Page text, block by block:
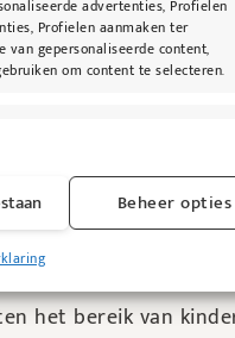
advertenties, Profielen
Profielen aanmaken ter
gepersonaliseerde content,
om content te selecteren.
van automatisch
en detecteren en
en tonen.
Beheer opties
Eye Cream op
1-2 maal
bereik van